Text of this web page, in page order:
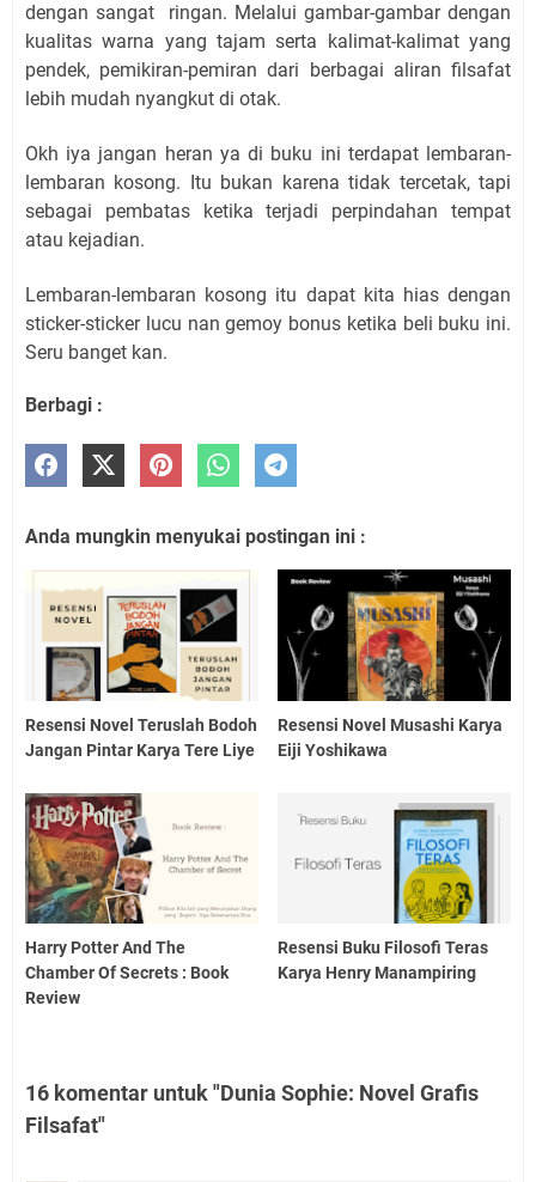
dengan sangat
ringan. Melalui gambar-gambar dengan
kualitas warna yang tajam serta kalimat-kalimat yang
pendek, pemikiran-pemiran dari berbagai aliran filsafat
lebih mudah nyangkut di otak.
Okh iya jangan heran ya di buku ini terdapat lembaran-
lembaran kosong. Itu bukan karena tidak tercetak, tapi
sebagai pembatas ketika terjadi perpindahan tempat
atau kejadian.
Lembaran-lembaran kosong itu dapat kita hias dengan
sticker-sticker lucu nan gemoy bonus ketika beli buku ini.
Seru banget kan.
Berbagi :
Anda mungkin menyukai postingan ini :
Resensi Novel Teruslah Bodoh
Jangan Pintar Karya Tere Liye
Resensi Novel Musashi Karya
Eiji Yoshikawa
Harry Potter And The
Chamber Of Secrets : Book
Review
Resensi Buku Filosofi Teras
Karya Henry Manampiring
16 komentar untuk "Dunia Sophie: Novel Grafis
Filsafat"